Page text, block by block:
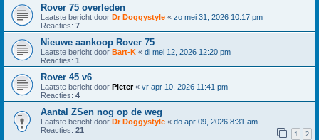
Rover 75 overleden
Laatste bericht door Dr Doggystyle « zo mei 31, 2026 10:17 pm
Reacties: 7
Nieuwe aankoop Rover 75
Laatste bericht door Bart-K « di mei 12, 2026 12:20 pm
Reacties: 1
Rover 45 v6
Laatste bericht door Pieter« vr apr 10, 2026 11:41 pm
Reacties: 4
Aantal ZSen nog op de weg
Laatste bericht door Dr Doggystyle « do apr 09, 2026 8:31 am
Reacties: 21 1 2